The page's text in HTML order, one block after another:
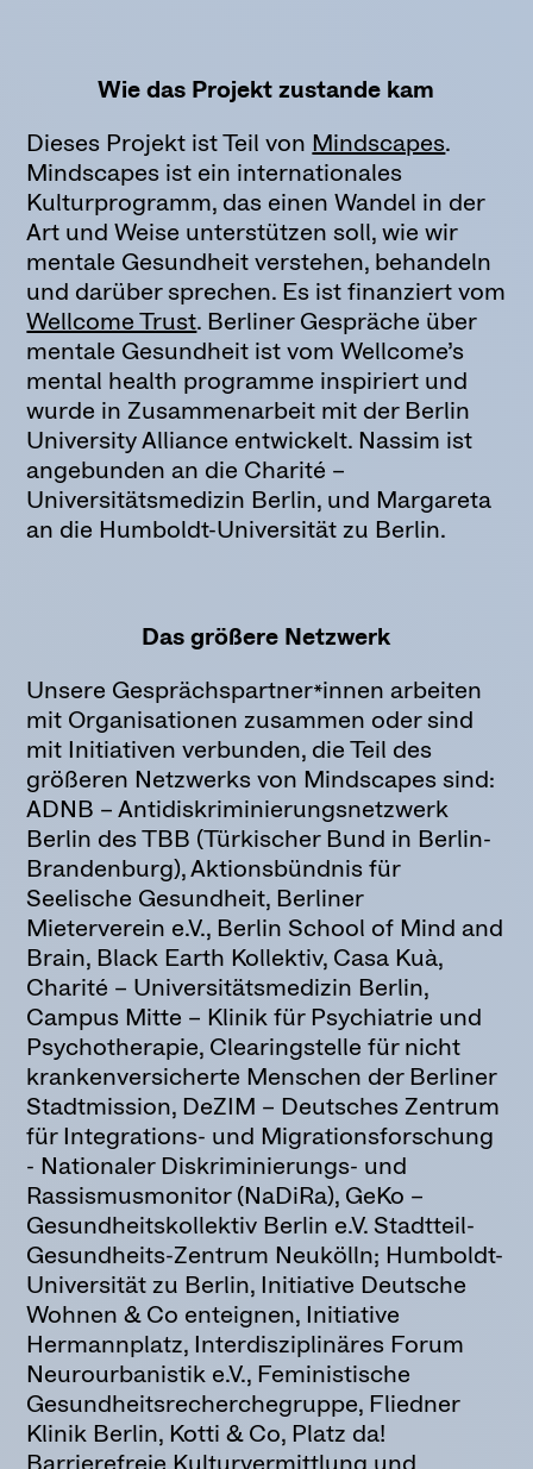
Wie das Projekt zustande kam
Dieses Projekt ist Teil von Mindscapes.
Mindscapes ist ein internationales
Kulturprogramm, das einen Wandel in der
Art und Weise unterstützen soll, wie wir
mentale Gesundheit verstehen, behandeln
und darüber sprechen. Es ist finanziert vom
Wellcome Trust. Berliner Gespräche über
mentale Gesundheit ist vom Wellcome’s
mental health programme inspiriert und
wurde in Zusammenarbeit mit der Berlin
University Alliance entwickelt. Nassim ist
angebunden an die Charité –
Universitätsmedizin Berlin, und Margareta
an die Humboldt-Universität zu Berlin.
Das größere Netzwerk
Unsere Gesprächspartner*innen arbeiten
mit Organisationen zusammen oder sind
mit Initiativen verbunden, die Teil des
größeren Netzwerks von Mindscapes sind:
ADNB – Antidiskriminierungsnetzwerk
Berlin des TBB (Türkischer Bund in Berlin-
Brandenburg), Aktionsbündnis für
Seelische Gesundheit, Berliner
Mieterverein e.V., Berlin School of Mind and
Brain, Black Earth Kollektiv, Casa Kuà,
Charité – Universitätsmedizin Berlin,
Campus Mitte – Klinik für Psychiatrie und
Psychotherapie, Clearingstelle für nicht
krankenversicherte Menschen der Berliner
Stadtmission, DeZIM – Deutsches Zentrum
für Integrations- und Migrationsforschung
- Nationaler Diskriminierungs- und
Rassismusmonitor (NaDiRa), GeKo –
Gesundheitskollektiv Berlin e.V. Stadtteil-
Gesundheits-Zentrum Neukölln; Humboldt-
Universität zu Berlin, Initiative Deutsche
Wohnen & Co enteignen, Initiative
Hermannplatz, Interdisziplinäres Forum
Neurourbanistik e.V., Feministische
Gesundheitsrecherchegruppe, Fliedner
Klinik Berlin, Kotti & Co, Platz da!